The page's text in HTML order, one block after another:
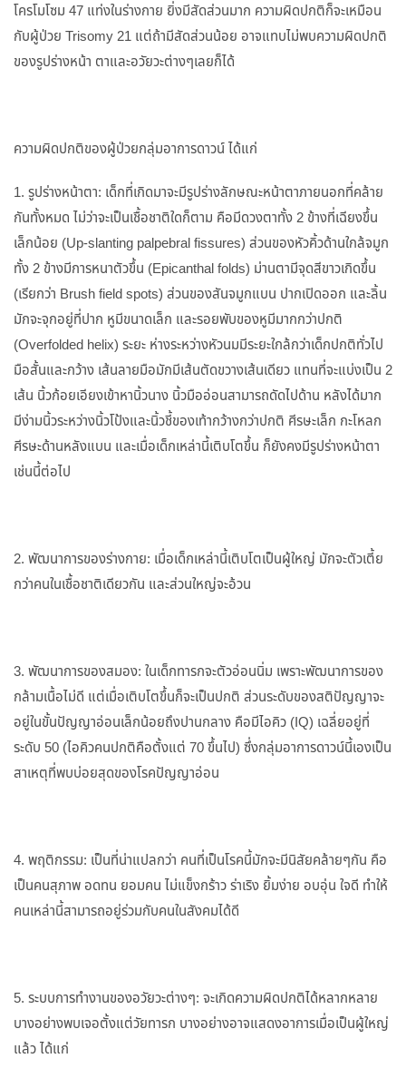
โครโมโซม 47 แท่งในร่างกาย ยิ่งมีสัดส่วนมาก ความผิดปกติก็จะเหมือน
กับผู้ป่วย Trisomy 21 แต่ถ้ามีสัดส่วนน้อย อาจแทบไม่พบความผิดปกติ
ของรูปร่างหน้า ตาและอวัยวะต่างๆเลยก็ได้
ความผิดปกติของผู้ป่วยกลุ่มอาการดาวน์ ได้แก่
1. รูปร่างหน้าตา: เด็กที่เกิดมาจะมีรูปร่างลักษณะหน้าตาภายนอกที่คล้าย
กันทั้งหมด ไม่ว่าจะเป็นเชื้อชาติใดก็ตาม คือมีดวงตาทั้ง 2 ข้างที่เฉียงขึ้น
เล็กน้อย (Up-slanting palpebral fissures) ส่วนของหัวคิ้วด้านใกล้จมูก
ทั้ง 2 ข้างมีการหนาตัวขึ้น (Epicanthal folds) ม่านตามีจุดสีขาวเกิดขึ้น
(เรียกว่า Brush field spots) ส่วนของสันจมูกแบน ปากเปิดออก และลิ้น
มักจะจุกอยู่ที่ปาก หูมีขนาดเล็ก และรอยพับของหูมีมากกว่าปกติ
(Overfolded helix) ระยะ ห่างระหว่างหัวนมมีระยะใกล้กว่าเด็กปกติทั่วไป
มือสั้นและกว้าง เส้นลายมือมักมีเส้นตัดขวางเส้นเดียว แทนที่จะแบ่งเป็น 2
เส้น นิ้วก้อยเอียงเข้าหานิ้วนาง นิ้วมืออ่อนสามารถดัดไปด้าน หลังได้มาก
มีง่ามนิ้วระหว่างนิ้วโป้งและนิ้วชี้ของเท้ากว้างกว่าปกติ ศีรษะเล็ก กะโหลก
ศีรษะด้านหลังแบน และเมื่อเด็กเหล่านี้เติบโตขึ้น ก็ยังคงมีรูปร่างหน้าตา
เช่นนี้ต่อไป
2. พัฒนาการของร่างกาย: เมื่อเด็กเหล่านี้เติบโตเป็นผู้ใหญ่ มักจะตัวเตี้ย
กว่าคนในเชื้อชาติเดียวกัน และส่วนใหญ่จะอ้วน
3. พัฒนาการของสมอง: ในเด็กทารกจะตัวอ่อนนิ่ม เพราะพัฒนาการของ
กล้ามเนื้อไม่ดี แต่เมื่อเติบโตขึ้นก็จะเป็นปกติ ส่วนระดับของสติปัญญาจะ
อยู่ในขั้นปัญญาอ่อนเล็กน้อยถึงปานกลาง คือมีไอคิว (IQ) เฉลี่ยอยู่ที่
ระดับ 50 (ไอคิวคนปกติคือตั้งแต่ 70 ขึ้นไป) ซึ่งกลุ่มอาการดาวน์นี้เองเป็น
สาเหตุที่พบบ่อยสุดของโรคปัญญาอ่อน
4. พฤติกรรม: เป็นที่น่าแปลกว่า คนที่เป็นโรคนี้มักจะมีนิสัยคล้ายๆกัน คือ
เป็นคนสุภาพ อดทน ยอมคน ไม่แข็งกร้าว ร่าเริง ยิ้มง่าย อบอุ่น ใจดี ทำให้
คนเหล่านี้สามารถอยู่ร่วมกับคนในสังคมได้ดี
5. ระบบการทำงานของอวัยวะต่างๆ: จะเกิดความผิดปกติได้หลากหลาย
บางอย่างพบเจอตั้งแต่วัยทารก บางอย่างอาจแสดงอาการเมื่อเป็นผู้ใหญ่
แล้ว ได้แก่